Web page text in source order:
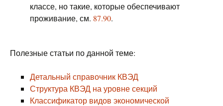
классе, но такие, которые обеспечивают
проживание, см. 87.90.
Полезные статьи по данной теме:
Детальный справочник КВЭД
Структура КВЭД на уровне секций
Классификатор видов экономической